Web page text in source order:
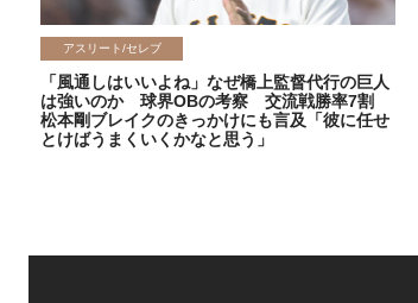
アスリート/セレブ
「風通しはいいよね」なぜ橋上監督代行の巨人
は強いのか 球界OBの考察 交流戦勝率7割
松本剛ブレイクのきっかけにも言及「彼に任せ
とけばうまくいくかなと思う」